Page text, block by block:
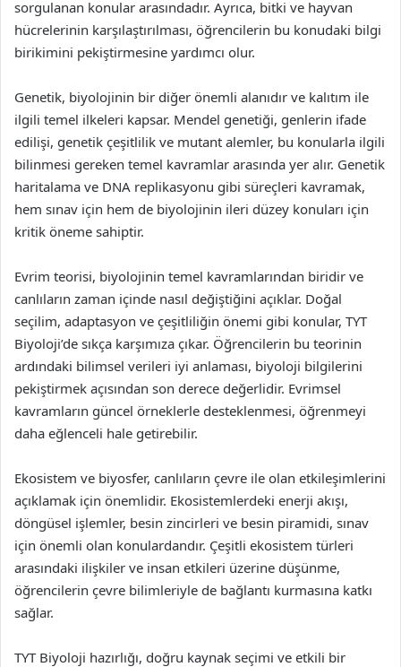
sorgulanan konular arasındadır. Ayrıca, bitki ve hayvan
hücrelerinin karşılaştırılması, öğrencilerin bu konudaki bilgi
birikimini pekiştirmesine yardımcı olur.
Genetik, biyolojinin bir diğer önemli alanıdır ve kalıtım ile
ilgili temel ilkeleri kapsar. Mendel genetiği, genlerin ifade
edilişi, genetik çeşitlilik ve mutant alemler, bu konularla ilgili
bilinmesi gereken temel kavramlar arasında yer alır. Genetik
haritalama ve DNA replikasyonu gibi süreçleri kavramak,
hem sınav için hem de biyolojinin ileri düzey konuları için
kritik öneme sahiptir.
Evrim teorisi, biyolojinin temel kavramlarından biridir ve
canlıların zaman içinde nasıl değiştiğini açıklar. Doğal
seçilim, adaptasyon ve çeşitliliğin önemi gibi konular, TYT
Biyoloji’de sıkça karşımıza çıkar. Öğrencilerin bu teorinin
ardındaki bilimsel verileri iyi anlaması, biyoloji bilgilerini
pekiştirmek açısından son derece değerlidir. Evrimsel
kavramların güncel örneklerle desteklenmesi, öğrenmeyi
daha eğlenceli hale getirebilir.
Ekosistem ve biyosfer, canlıların çevre ile olan etkileşimlerini
açıklamak için önemlidir. Ekosistemlerdeki enerji akışı,
döngüsel işlemler, besin zincirleri ve besin piramidi, sınav
için önemli olan konulardandır. Çeşitli ekosistem türleri
arasındaki ilişkiler ve insan etkileri üzerine düşünme,
öğrencilerin çevre bilimleriyle de bağlantı kurmasına katkı
sağlar.
TYT Biyoloji hazırlığı, doğru kaynak seçimi ve etkili bir